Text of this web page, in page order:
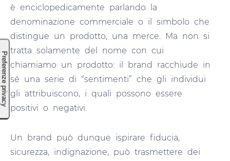
è enciclopedicamente parlando la
denominazione commerciale o il simbolo che
distingue un prodotto, una merce. Ma non si
tratta solamente del nome con cui
chiamiamo un prodotto: il brand racchiude in
sé una serie di “sentimenti” che gli individui
gli attribuiscono, i quali possono essere
positivi o negativi.
Un brand può dunque ispirare fiducia,
sicurezza, indignazione, può trasmettere dei